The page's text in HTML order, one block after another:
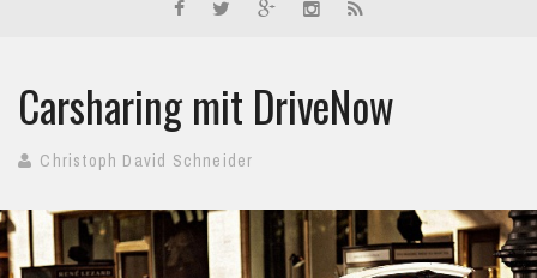
Carsharing mit DriveNow
Christoph David Schneider